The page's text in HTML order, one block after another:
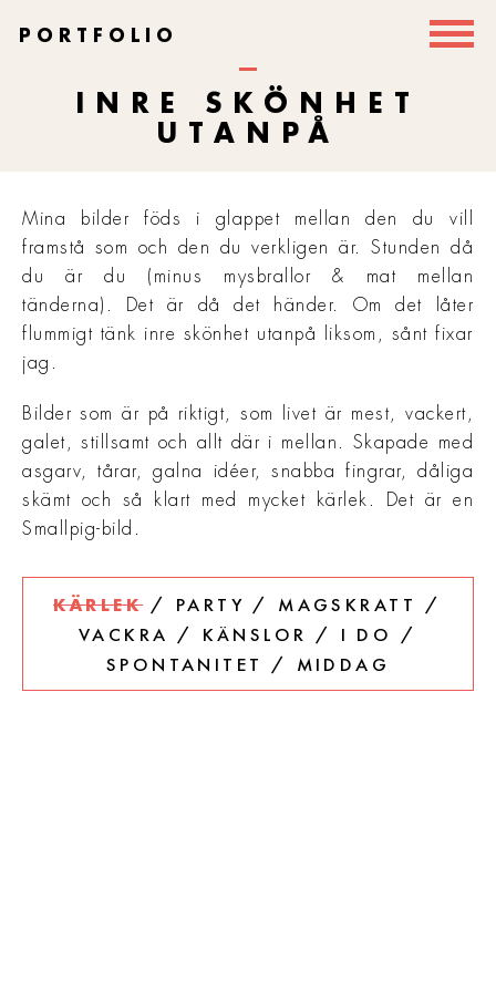
PORTFOLIO
INRE SKÖNHET
UTANPÅ
Mina bilder föds i glappet mellan den du vill
framstå som och den du verkligen är. Stunden då
du är du (minus mysbrallor & mat mellan
tänderna). Det är då det händer. Om det låter
flummigt tänk inre skönhet utanpå liksom, sånt fixar
jag.
Bilder som är på riktigt, som livet är mest, vackert,
galet, stillsamt och allt där i mellan. Skapade med
asgarv, tårar, galna idéer, snabba fingrar, dåliga
skämt och så klart med mycket kärlek. Det är en
Smallpig-bild.
KÄRLEK/ PARTY / MAGSKRATT
/
VACKRA / KÄNSLOR / I DO
/
SPONTANITET
/ MIDDAG